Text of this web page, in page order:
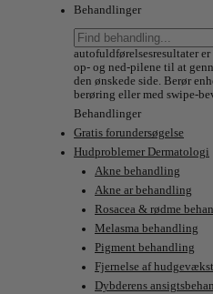
Behandlinger
Søg
efter:
autofuldførelsesresultater
op- og ned-pilene til at
den ønskede side. Berør
berøring eller med swipe-
Behandlinger
Gratis forundersøgelse
Hudproblemer Dermatologi
Akne behandling
Akne ar behandling
Rosacea & rødme
Melasma behandling
Pigment behandling
Fjernelse af
Dybderens